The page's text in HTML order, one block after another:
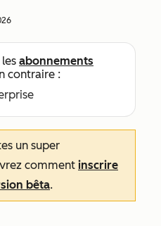
abonnements
contraire :
un super
comment inscrire
bêta.